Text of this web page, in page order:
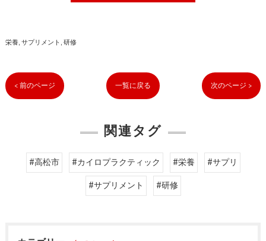
栄養 サプリメント 研修
< 前のページ 一覧に戻る 次のページ >
関連タグ
#高松市 #カイロプラクティック #栄養
#サプリ
#サプリメント
#研修